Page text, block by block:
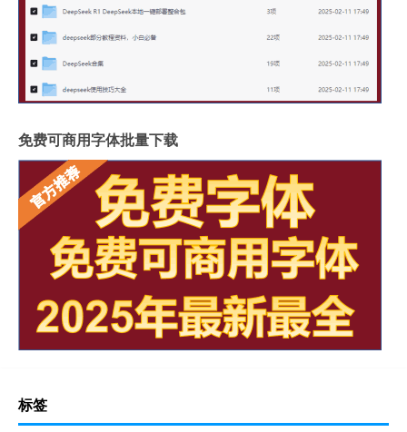
免费可商用字体批量下载
标签